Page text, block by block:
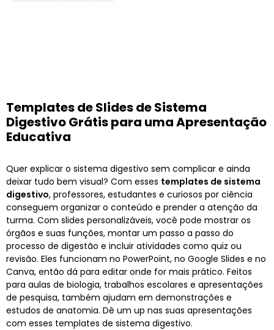
Templates de Slides de Sistema
Digestivo Grátis para uma Apresentação
Educativa
Quer explicar o sistema digestivo sem complicar e ainda
deixar tudo bem visual? Com esses templates de sistema
digestivo, professores, estudantes e curiosos por ciência
conseguem organizar o conteúdo e prender a atenção da
turma. Com slides personalizáveis, você pode mostrar os
órgãos e suas funções, montar um passo a passo do
processo de digestão e incluir atividades como quiz ou
revisão. Eles funcionam no PowerPoint, no Google Slides e no
Canva, então dá para editar onde for mais prático. Feitos
para aulas de biologia, trabalhos escolares e apresentações
de pesquisa, também ajudam em demonstrações e
estudos de anatomia. Dê um up nas suas apresentações
com esses templates de sistema digestivo.